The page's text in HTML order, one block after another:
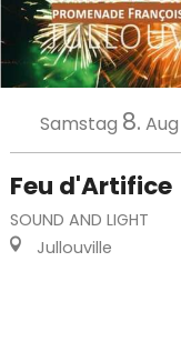
Samstag 8. Aug
Feu d'Artifice
SOUND AND LIGHT
Jullouville